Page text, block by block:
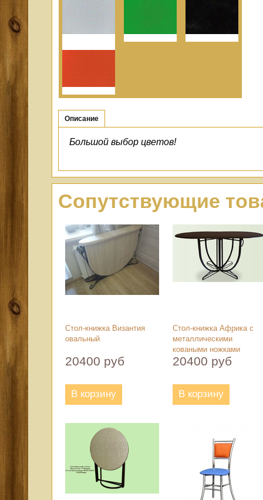
Описание
Большой выбор цветов!
Сопутствующие
Стол-книжка Византия
овальный
20400 руб
В корзину
Стол-книжка Африка с
металлическими
коваными ножками
20400 руб
В корзину